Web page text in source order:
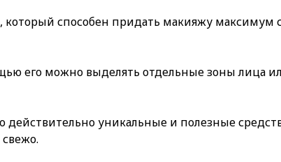
который способен придать макияжу максимум
его можно выделять отдельные зоны лица
действительно уникальные и полезные